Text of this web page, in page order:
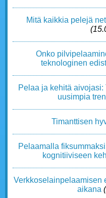
Mitä kaikkia pelejä
Onko
teknologinen
Pelaa ja kehitä
uusimpia
Timanttisen
Pelaamalla
kognitiiviseen
Verkkoselainpelaamisen
aikana